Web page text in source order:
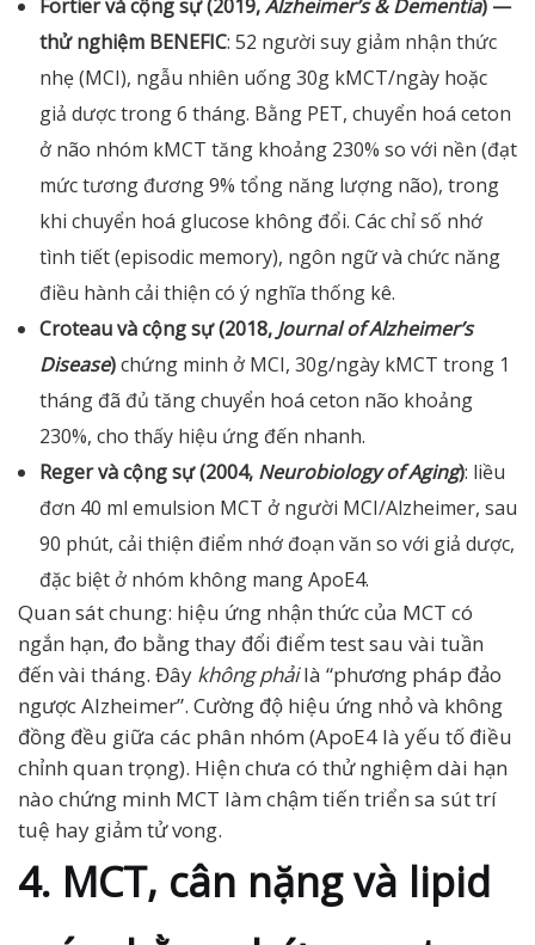
Fortier và cộng sự (2019,Alzheimer’s & Dementia) —
thử nghiệm BENEFIC: 52 người suy giảm nhận thức
nhẹ (MCI), ngẫu nhiên uống 30g kMCT/ngày hoặc
giả dược trong 6 tháng. Bằng PET, chuyển hoá ceton
ở não nhóm kMCT tăng khoảng 230% so với nền (đạt
mức tương đương 9% tổng năng lượng não), trong
khi chuyển hoá glucose không đổi. Các chỉ số nhớ
tình tiết (episodic memory), ngôn ngữ và chức năng
điều hành cải thiện có ý nghĩa thống kê.
Croteau và cộng sự (2018, Journal of Alzheimer’s
Disease)chứng minh ở MCI, 30g/ngày kMCT trong 1
tháng đã đủ tăng chuyển hoá ceton não khoảng
230%, cho thấy hiệu ứng đến nhanh.
Reger và cộng sự (2004, Neurobiology of Aging): liều
đơn 40 ml emulsion MCT ở người MCI/Alzheimer, sau
90 phút, cải thiện điểm nhớ đoạn văn so với giả dược,
đặc biệt ở nhóm không mang ApoE4.
Quan sát chung: hiệu ứng nhận thức của MCT có
ngắn hạn, đo bằng thay đổi điểm test sau vài tuần
đến vài tháng. Đây không phảilà “phương pháp đảo
ngược Alzheimer”. Cường độ hiệu ứng nhỏ và không
đồng đều giữa các phân nhóm (ApoE4 là yếu tố điều
chỉnh quan trọng). Hiện chưa có thử nghiệm dài hạn
nào chứng minh MCT làm chậm tiến triển sa sút trí
tuệ hay giảm tử vong.
4. MCT, cân nặng và lipid